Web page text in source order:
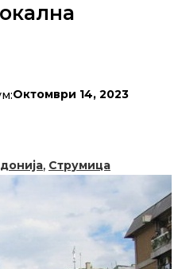
Октомври 14, 2023
, Струмица